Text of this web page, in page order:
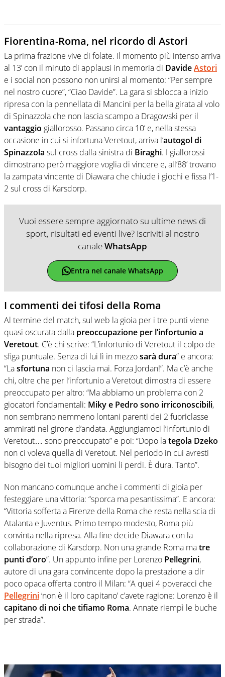
Fiorentina-Roma, nel ricordo di Astori
La prima frazione vive di folate. Il momento più intenso arriva
al 13’ con il minuto di applausi in memoria di DavideAstori
e i social non possono non unirsi al momento: “Per sempre
nel nostro cuore”, “Ciao Davide”. La gara si sblocca a inizio
ripresa con la pennellata di Mancini per la bella girata al volo
di Spinazzola che non lascia scampo a Dragowski per il
vantaggio giallorosso. Passano circa 10’ e, nella stessa
occasione in cui si infortuna Veretout, arriva l’autogol di
Spinazzola sul cross dalla sinistra di Biraghi. I giallorossi
dimostrano però maggiore voglia di vincere e, all’88’ trovano
la zampata vincente di Diawara che chiude i giochi e fissa l’1-
2 sul cross di Karsdorp.
Vuoi essere sempre aggiornato su ultime news di
sport, risultati ed eventi live? Iscriviti al nostro
canaleWhatsApp
Entra nel canale WhatsApp
I commenti dei tifosi della Roma
Al termine del match, sul web la gioia per i tre punti viene
quasi oscurata dalla preoccupazione per l’infortunio a
Veretout. C’è chi scrive: “L’infortunio di Veretout il colpo de
sfiga puntuale. Senza di lui lì in mezzosarà dura” e ancora:
“Lasfortuna non ci lascia mai. Forza Jordan!”. Ma c’è anche
chi, oltre che per l’infortunio a Veretout dimostra di essere
preoccupato per altro: “Ma abbiamo un problema con 2
giocatori fondamentali: Miky e Pedro sono irriconoscibili,
non sembrano nemmeno lontani parenti dei 2 fuoriclasse
ammirati nel girone d’andata. Aggiungiamoci l’infortunio di
Veretout… sono preoccupato” e poi: “Dopo lategola Dzeko
non ci voleva quella di Veretout. Nel periodo in cui avresti
bisogno dei tuoi migliori uomini li perdi. È dura. Tanto”.
Non mancano comunque anche i commenti di gioia per
festeggiare una vittoria: “sporca ma pesantissima”. E ancora:
“Vittoria sofferta a Firenze della Roma che resta nella scia di
Atalanta e Juventus. Primo tempo modesto, Roma più
convinta nella ripresa. Alla fine decide Diawara con la
collaborazione di Karsdorp. Non una grande Roma matre
punti d’oro”. Un appunto infine per Lorenzo Pellegrini,
autore di una gara convincente dopo la prestazione a dir
poco opaca offerta contro il Milan: “A quei 4 poveracci che
Pellegrini‘non è il loro capitano’ c’avete ragione: Lorenzo è il
capitano di noi che tifiamo Roma. Annate riempì le buche
per strada”.